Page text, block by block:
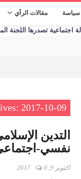
سياسة مقالات الرأي
تصدرها اللجنة المركزية
2017-10-09
التدين
نفسي-
أكتوبر 9, 2017 0